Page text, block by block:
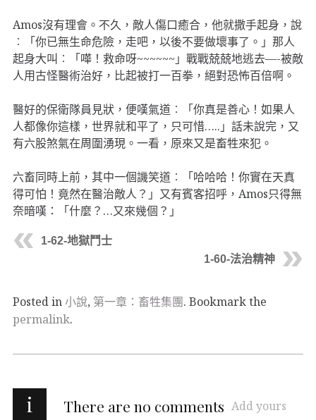
Amos沒有理會。不久，敵人傷口癒合，他就撒手起身，說
︰「你已無生命危險，走吧，以後不要做壞事了。」那人
起身大叫︰「嘩！救命呀~~~~~~」戰戰兢兢地逃去—-被敵
人用古怪醫術治好，比起被打一百拳，絕對恐怖百倍啊。
醫好的保衛隊員見狀，便嘆氣道︰「你真是善心！如果人
人都像你這樣，世界就和平了，只可惜…..」話未說完，又
有六股煞氣在周圍湧現。一看，原來又是畜牲來犯。
六畜同時上前，其中一個譏笑道︰「哈哈哈！你實在天真
得可怕！竟然在醫治敵人？」又有賓客招呼，Amos只得無
奈暗嘆：「什麼？…又來幾個？」
1-62-地獄鬥士
1-60-法治精神
Posted in小說, 第一章：畜牲集團. Bookmark the
permalink.
i There are no comments Add yours